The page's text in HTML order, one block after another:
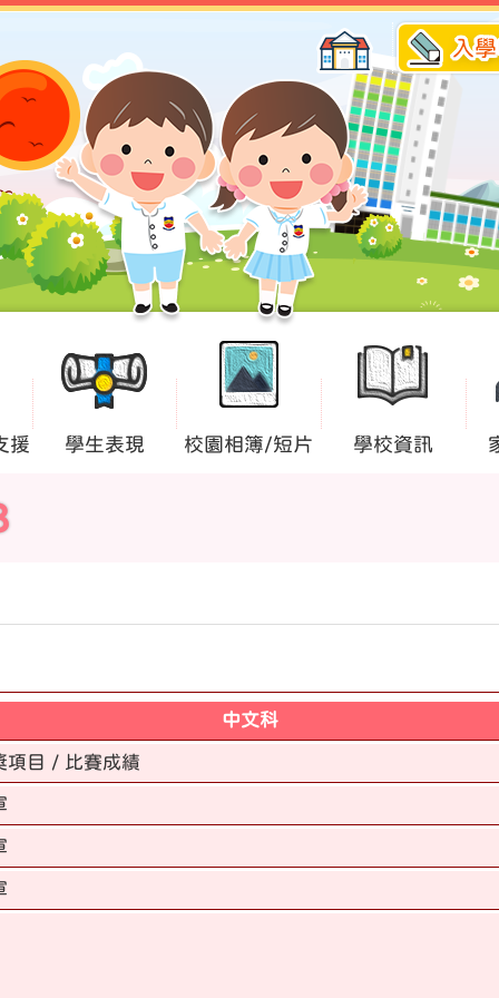
入
援 學生表現 校園相簿/短片 學校資訊
中文科
項目 / 比賽成績